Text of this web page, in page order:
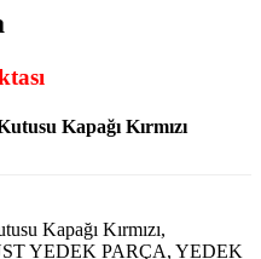
Kapağı Kırmızı
Kapağı Kırmızı,
YEDEK PARÇA, YEDEK